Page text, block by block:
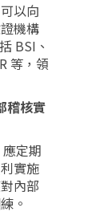
以向
機構
BSI、
等，領
稽核實
定期
實施
內部
。